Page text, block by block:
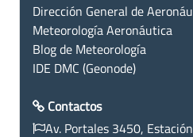
Dirección General de
Meteorología Aeronáutica
Blog de Meteorología
IDE DMC (Geonode)
Contactos
Av. Portales 3450,